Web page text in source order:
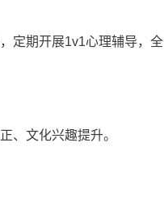
定期开展1v1心理辅导，全
、文化兴趣提升。